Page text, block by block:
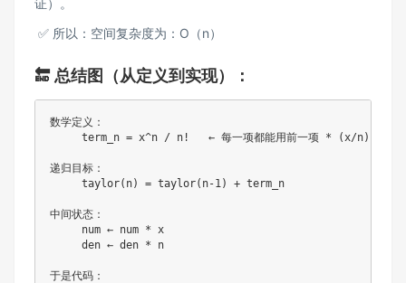
证）。
✅ 所以：空间复杂度为：O（n）
🔚 总结图（从定义到实现）：
数学定义：
     term_n = x^n / n!   ← 每一项都能用前一项 * (x/n) 得到
递归目标：
     taylor(n) = taylor(n-1) + term_n
中间状态：
     num ← num * x
     den ← den * n
于是代码：